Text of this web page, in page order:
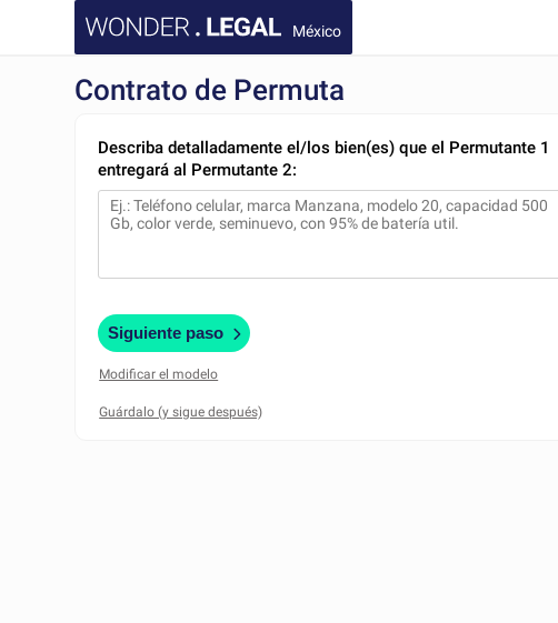
México
Contrato de Permuta
Describa detalladamente el/los bien(es) que el Permutante 1
entregará al Permutante 2:
Siguiente paso
Modificar el modelo